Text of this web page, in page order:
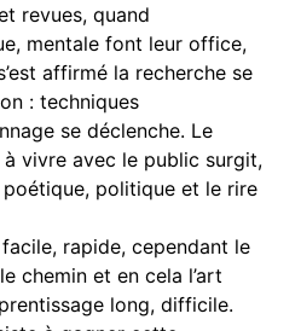
revues, quand
mentale font leur office,
affirmé la recherche se
: techniques
se déclenche. Le
à vivre avec le public surgit,
politique et le rire
rapide, cependant le
chemin et en cela l’art
long, difficile.